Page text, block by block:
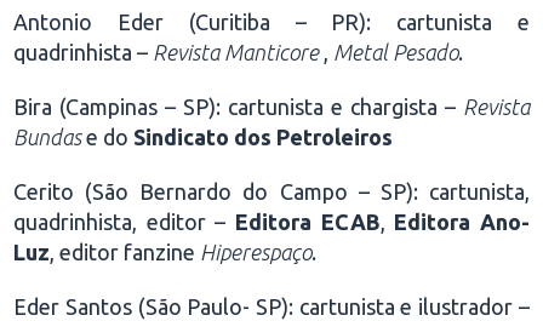
Antonio Eder (Curitiba – PR): cartunista e
quadrinhista – Revista Manticore, Metal Pesado.
Bira (Campinas – SP): cartunista e chargista – Revista
Bundase do Sindicato dos Petroleiros
Cerito (São Bernardo do Campo – SP): cartunista,
quadrinhista, editor – Editora ECAB, Editora Ano-
Luz, editor fanzine Hiperespaço.
Eder Santos (São Paulo- SP): cartunista e ilustrador –